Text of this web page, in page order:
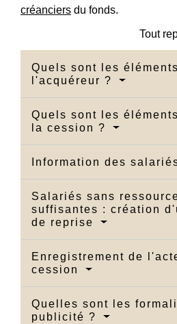
créanciers du fonds.
Tout
Quels sont les
l'acquéreur ?
Quels sont les
la cession ?
Information des
Salariés sans
suffisantes : création
de reprise
Enregistrement de
cession
Quelles sont les
publicité ?